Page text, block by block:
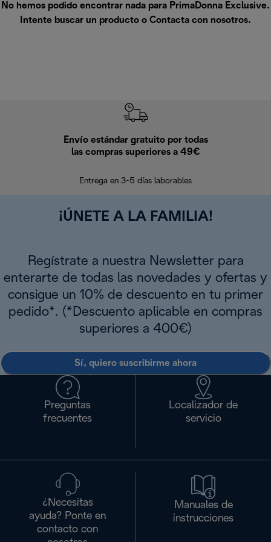
No hemos podido encontrar nada para PrimaDonna Exclusive.
Intente buscar un producto o Contacta con nosotros.
Envío estándar gratuito por todas
las compras superiores a 49€
Entrega en 3-5 días laborables
¡ÚNETE A LA FAMILIA!
Regístrate a nuestra Newsletter para
enterarte de todas las novedades y ofertas y
consigue un 10% de descuento en tu primer
pedido*. (*Descuento aplicable en compras
superiores a 400€)
Sí, quiero suscribirme ahora
Preguntas
frecuentes
Localizador de
servicio
¿Necesitas
ayuda? Ponte en
contacto con
Manuales de
instrucciones